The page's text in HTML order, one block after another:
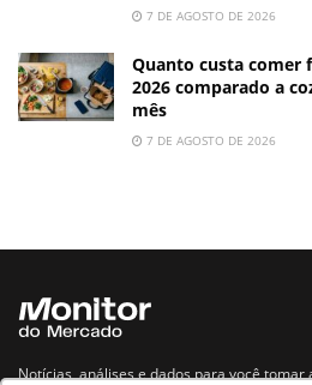
7 DE AGOSTO DE 2026
Quanto custa comer
2026 comparado a
mês
7 DE AGOSTO DE 2026
Notícias, análises e dados para você tomar